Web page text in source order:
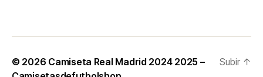
© 2026 Camiseta Real Madrid 2024 2025 –
Subir ↑